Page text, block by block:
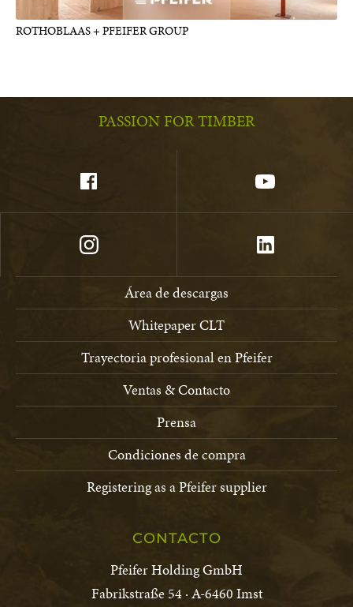
ROTHOBLAAS + PFEIFER GROUP
PASSION FOR TIMBER
Área de descargas
Whitepaper CLT
Trayectoria profesional en Pfeifer
Ventas & Contacto
Prensa
Condiciones de compra
Registering as a Pfeifer supplier
CONTACTO
Pfeifer Holding GmbH
Fabrikstraße 54 · A-6460 Imst